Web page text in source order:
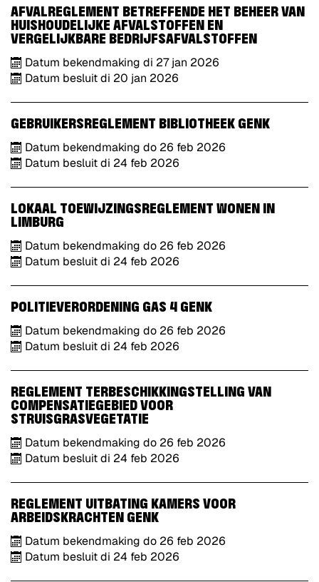
AFVALREGLEMENT BETREFFENDE HET BEHEER VAN
HUISHOUDELIJKE AFVALSTOFFEN EN
VERGELIJKBARE BEDRIJFSAFVALSTOFFEN
Datum bekendmaking di 27 jan 2026
Datum besluitdi 20 jan 2026
GEBRUIKERSREGLEMENT BIBLIOTHEEK GENK
Datum bekendmaking do 26 feb 2026
Datum besluitdi 24 feb 2026
LOKAAL TOEWIJZINGSREGLEMENT WONEN IN
LIMBURG
Datum bekendmaking do 26 feb 2026
Datum besluitdi 24 feb 2026
POLITIEVERORDENING GAS 4 GENK
Datum bekendmaking do 26 feb 2026
Datum besluitdi 24 feb 2026
REGLEMENT TERBESCHIKKINGSTELLING VAN
COMPENSATIEGEBIED VOOR
STRUISGRASVEGETATIE
Datum bekendmaking do 26 feb 2026
Datum besluitdi 24 feb 2026
REGLEMENT UITBATING KAMERS VOOR
ARBEIDSKRACHTEN GENK
Datum bekendmaking do 26 feb 2026
Datum besluitdi 24 feb 2026